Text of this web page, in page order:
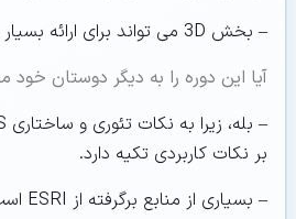
– بخش 3D می تواند برای ارائه بسیار مفید باشد
آیا این دوره را به دیگر دوستان خود
بر نکات کاربردی تکیه دارد.
– بسیاری از منابع برگرفته از ESRI است که مزیت بزرگی است.